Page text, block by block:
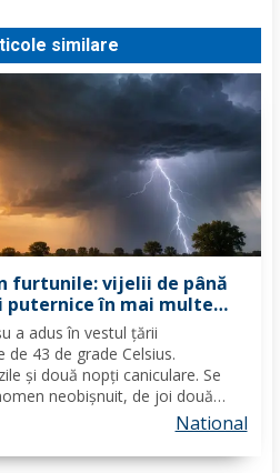
similare
furtunile: vijelii de până
puternice în mai multe
a adus în vestul ţării
43 de grade Celsius.
şi două nopţi caniculare. Se
neobişnuit, de joi două
vigoare în acelaşi timp în mare
de caniculă şi unul de...
National